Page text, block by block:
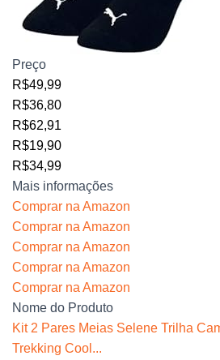
Preço
R$49,99
R$36,80
R$62,91
R$19,90
R$34,99
Mais informações
Comprar na Amazon
Comprar na Amazon
Comprar na Amazon
Comprar na Amazon
Comprar na Amazon
Nome do Produto
Kit 2 Pares Meias Selene Trilha
Trekking Cool...